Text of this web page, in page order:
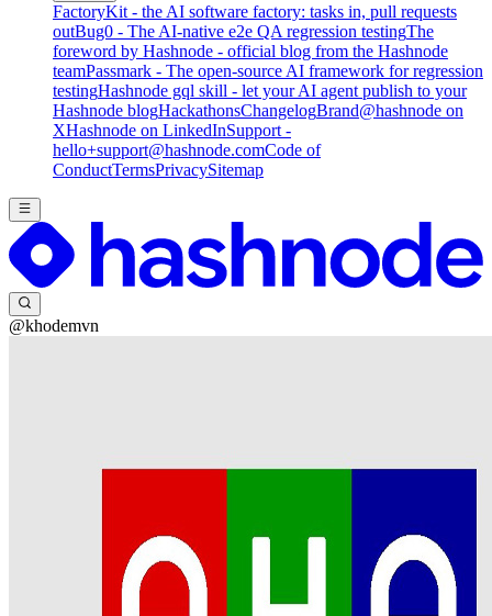
FactoryKit - the AI software factory: tasks in, pull requests
outBug0 - The AI-native e2e QA regression testingThe
foreword by Hashnode - official blog from the Hashnode
teamPassmark - The open-source AI framework for regression
testingHashnode gql skill - let your AI agent publish to your
Hashnode blogHackathonsChangelogBrand@hashnode on
XHashnode on LinkedInSupport -
hello+support@hashnode.comCode of
ConductTermsPrivacySitemap
@khodemvn